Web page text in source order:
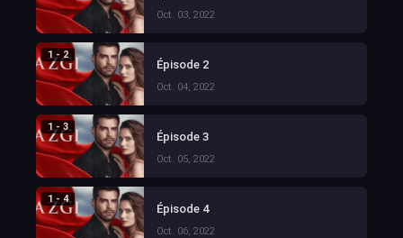
Oct. 03, 2022
1 - 2
Épisode 2
Oct. 04, 2022
1 - 3
Épisode 3
Oct. 05, 2022
1 - 4
Épisode 4
Oct. 06, 2022